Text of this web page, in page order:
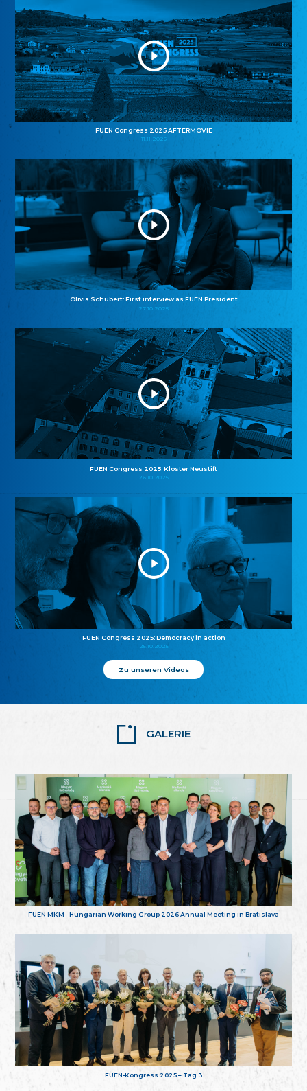
FUEN Congress 2025 AFTERMOVIE
11.11.2025
Olivia Schubert: First interview as FUEN President
27.10.2025
FUEN Congress 2025: Kloster Neustift
26.10.2025
FUEN Congress 2025: Democracy in action
25.10.2025
Zu unseren Videos
GALERIE
FUEN MKM - Hungarian Working Group 2026 Annual Meeting in Bratislava
FUEN-Kongress 2025 – Tag 3